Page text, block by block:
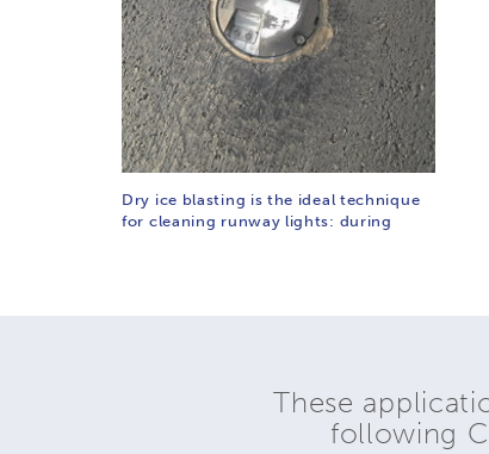
Dry ice blasting is the ideal technique
for cleaning runway lights: during
These
following